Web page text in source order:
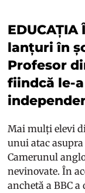
lanțuri în
Profesor
fiindcă le-
Mai mulți elevi
unui atac
Camerunul
nevinovate. În
anchetă a BBC